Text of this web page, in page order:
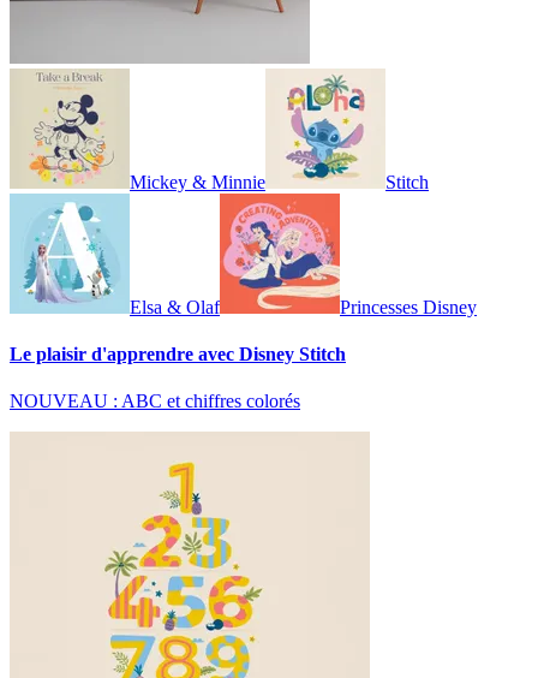
Mickey & Minnie Stitch
Elsa & Olaf Princesses Disney
Le plaisir d'apprendre avec Disney Stitch
NOUVEAU : ABC et chiffres colorés